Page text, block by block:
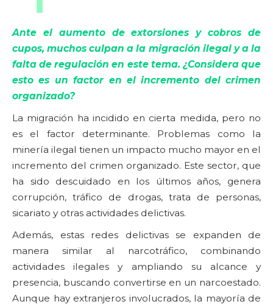
Ante el aumento de extorsiones y cobros de
cupos, muchos culpan a la migración ilegal y a la
falta de regulación en este tema. ¿Considera que
esto es un factor en el incremento del crimen
organizado?
La migración ha incidido en cierta medida, pero no
es el factor determinante. Problemas como la
minería ilegal tienen un impacto mucho mayor en el
incremento del crimen organizado. Este sector, que
ha sido descuidado en los últimos años, genera
corrupción, tráfico de drogas, trata de personas,
sicariato y otras actividades delictivas.
Además, estas redes delictivas se expanden de
manera similar al narcotráfico, combinando
actividades ilegales y ampliando su alcance y
presencia, buscando convertirse en un narcoestado.
Aunque hay extranjeros involucrados, la mayoría de